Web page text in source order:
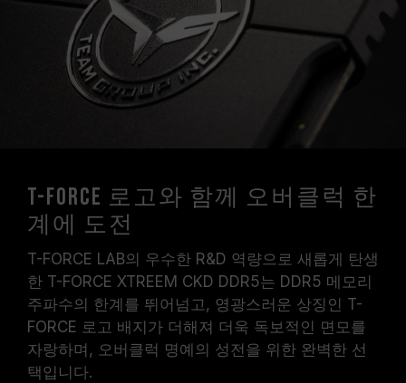
T-FORCE 로고와 함께 오버클럭 한
계에 도전
T-FORCE LAB의 우수한 R&D 역량으로 새롭게 탄생
한 T-FORCE XTREEM CKD DDR5는 DDR5 메모리
주파수의 한계를 뛰어넘고, 영광스러운 상징인 T-
FORCE 로고 배지가 더해져 더욱 독보적인 면모를
자랑하며, 오버클럭 명예의 성전을 위한 완벽한 선
택입니다.